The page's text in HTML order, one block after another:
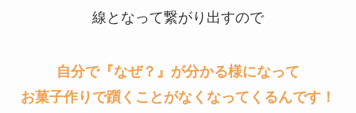
線となって繋がり出すので
自分で『なぜ？』が分かる様になって
お菓子作りで躓くことがなくなってくるんです！